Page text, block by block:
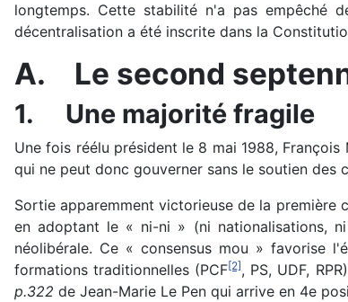
longtemps. Cette stabilité n'a pas empêché
décentralisation a été inscrite dans la
A. Le second
1. Une majorité fragile
Une fois réélu président le 8 mai 1988,
qui ne peut donc gouverner sans le soutien des
Sortie apparemment victorieuse de la première
en adoptant le « ni-ni » (ni nationalisations, ni
néolibérale. Ce « consensus mou » favorise
formations traditionnelles (PCF[2], PS, UDF,
p.322 de Jean-Marie Le Pen qui arrive en 4e